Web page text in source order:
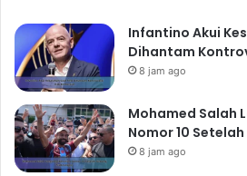
Infantino Akui
Dihantam
8 jam ago
Mohamed Salah
Nomor 10
8 jam ago